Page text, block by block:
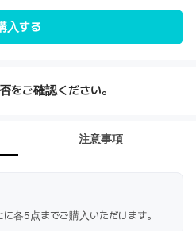
入する
をご確認ください。
注意事項
各5点までご購入いただけます。